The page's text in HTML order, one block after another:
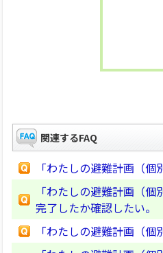
関連するFAQ
「わたしの避難計画（
「わたしの避難計画（
完了したか確認したい。
「わたしの避難計画（